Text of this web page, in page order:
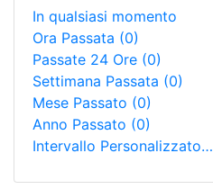
In qualsiasi momento
Ora Passata (0)
Passate 24 Ore (0)
Settimana Passata (0)
Mese Passato (0)
Anno Passato (0)
Intervallo Personalizzato…